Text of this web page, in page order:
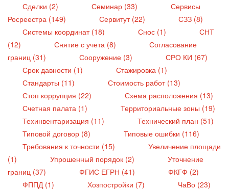
Сделки (2)
Семинар (33)
Сервисы
Росреестра (149)
Сервитут (22)
СЗЗ (8)
Системы координат (18)
Снос (1)
СНТ
(12)
Снятие с учета (8)
Согласование
границ (31)
Сооружение (3)
СРО КИ (67)
Срок давности (1)
Стажировка (1)
Стандарты (11)
Стоимость работ (13)
Стоп коррупция (22)
Схема расположения (13)
Счетная палата (1)
Территориальные зоны (19)
Техинвентаризация (11)
Технический план (51)
Типовой договор (8)
Типовые ошибки (116)
Требования к точности (15)
Увеличение площади
(1)
Упрошенный порядок (2)
Уточнение
границ (37)
ФГИС ЕГРН (41)
ФКГФ (2)
ФППД (1)
Хозпостройки (7)
ЧаВо (23)